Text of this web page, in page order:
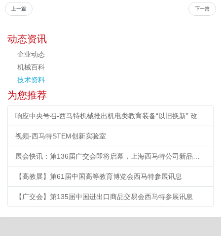
上一篇 下一篇
动态资讯
企业动态
机械百科
技术资料
为您推荐
视频-西马特STEM创新实验室
【高教展】第61届中国高等教育博览会西马特参展讯息
【广交会】第135届中国进出口商品交易会西马特参展讯息